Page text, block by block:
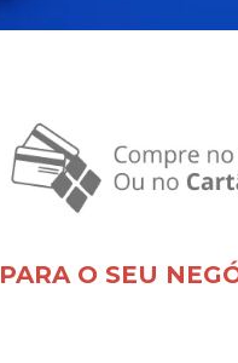
O SEU